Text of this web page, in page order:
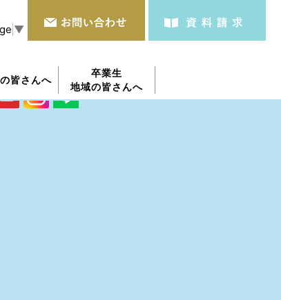
▼
皆さんへ
卒業生
地域の皆さんへ